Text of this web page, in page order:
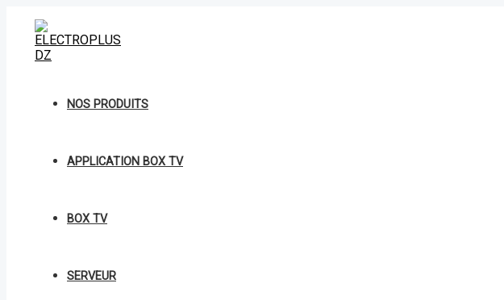
contenu
NOS PRODUITS
APPLICATION BOX TV
BOX TV
SERVEUR
MOUSE